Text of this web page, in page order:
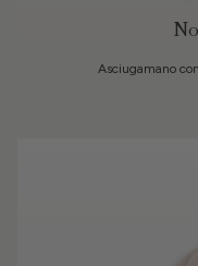
Asciugamano